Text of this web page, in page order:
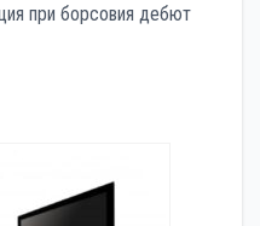
при борсовия дебют